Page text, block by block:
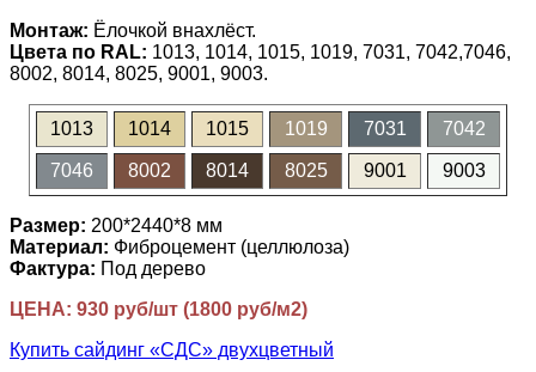
Монтаж: Ёлочкой внахлёст.
Цвета по RAL: 1013, 1014, 1015, 1019, 7031, 7042,7046,
8002, 8014, 8025, 9001, 9003.
1013 1014 1015 1019 7031 7042
7046 8002 8014 8025 9001 9003
Размер: 200*2440*8 мм
Материал: Фиброцемент (целлюлоза)
Фактура: Под дерево
ЦЕНА: 930 руб/шт (1800 руб/м2)
Купить сайдинг «СДС» двухцветный